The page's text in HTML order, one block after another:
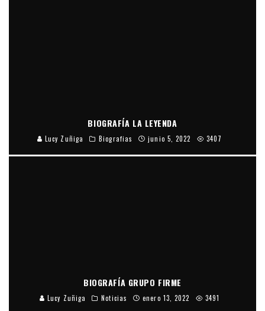
BIOGRAFÍA LA LEYENDA
Lucy Zuñiga Biografias junio 5, 2022 3407
BIOGRAFÍA GRUPO FIRME
Lucy Zuñiga Noticias enero 13, 2022 3491